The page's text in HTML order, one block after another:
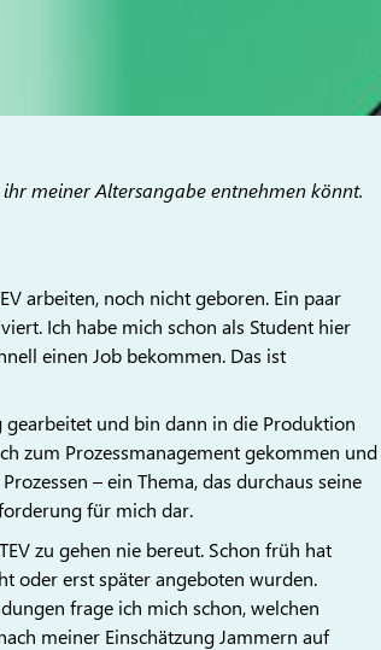
meiner Altersangabe entnehmen könnt.
arbeiten, noch nicht geboren. Ein paar
Ich habe mich schon als Student hier
einen Job bekommen. Das ist
und bin dann in die Produktion
zum Prozessmanagement gekommen und
– ein Thema, das durchaus seine
für mich dar.
zu gehen nie bereut. Schon früh hat
oder erst später angeboten wurden.
frage ich mich schon, welchen
meiner Einschätzung Jammern auf